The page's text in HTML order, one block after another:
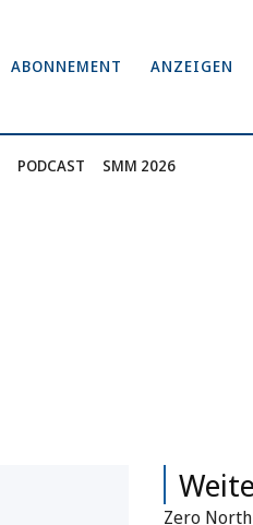
ABONNEMENT ANZEIGEN
PODCAST SMM 2026
Zero